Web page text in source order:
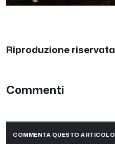
Riproduzione riservata
Commenti
COMMENTA QUESTO ARTICOLO